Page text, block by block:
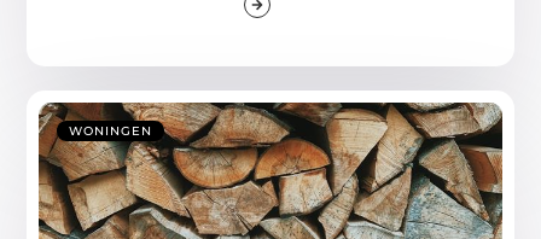
WONINGEN